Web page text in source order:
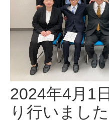
2024年4月1
り行いました